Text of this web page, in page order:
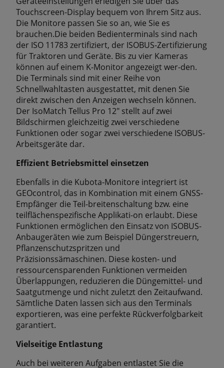
Touchscreen-Display bequem von Ihrem Sitz aus.
Die Monitore passen Sie so an, wie Sie es
brauchen.Die beiden Bedienterminals sind nach
der ISO 11783 zertiﬁziert, der ISOBUS-Zertiﬁzierung
für Traktoren und Geräte. Bis zu vier Kameras
können auf einem K-Monitor angezeigt wer-den.
Die Terminals sind mit einer Reihe von
Schnellwahltasten ausgestattet, mit denen Sie
direkt zwischen den Anzeigen wechseln können.
Der IsoMatch Tellus Pro 12″ stellt auf zwei
Bildschirmen gleichzeitig zwei verschiedene
Funktionen oder sogar zwei verschiedene ISOBUS-
Arbeitsgeräte dar.
Efﬁzient Betriebsmittel einsetzen
Ebenfalls in die Kubota-Monitore integriert ist
GEOcontrol, das in Kombination mit einem GNSS-
Empfänger die Teil-breitenschaltung bzw. eine
teilﬂächenspeziﬁsche Applikati-on erlaubt. Diese
Funktionen ermöglichen den Einsatz von ISOBUS-
Anbaugeräten wie zum Beispiel Düngerstreuern,
Pﬂanzenschutzspritzen und
Präzisionssämaschinen. Diese kosten- und
ressourcensparenden Funktionen vermeiden
Überlappungen, reduzieren die Düngemittel- und
Saatgutmenge und nicht zuletzt den Zeitaufwand.
Sämtliche Daten lassen sich aus den Terminals
exportieren, was eine perfekte Rückverfolgbarkeit
garantiert.
Vielseitige Entlastung
Auch bei weiteren Aufgaben entlastet Sie die